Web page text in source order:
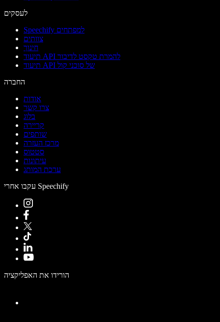
לעסקים
Speechify למפתחים
צוותים
חינוך
תיעוד API להמרת טקסט לדיבור
תיעוד API של סוכני קול
החברה
אודות
צרו קשר
בלוג
קריירה
שותפים
מרכז העזרה
סטטוס
עיתונות
ערכת המותג
עקבו אחרי Speechify
הורידו את האפליקציה